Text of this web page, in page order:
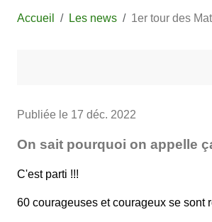
Accueil Les news 1er tour des
Publiée le 17 déc. 2022
On sait pourquoi on appelle
C'est parti !!!
60 courageuses et courageux se sont